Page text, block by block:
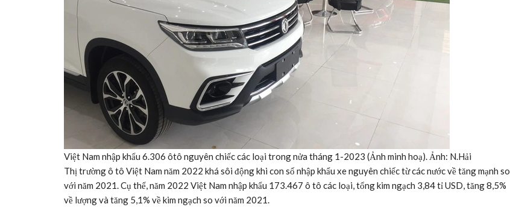
Việt Nam nhập khẩu 6.306 ôtô nguyên chiếc các loại trong nửa tháng 1-2023 (Ảnh minh hoạ). Ảnh: N.Hải
Thị trường ô tô Việt Nam năm 2022 khá sôi động khi con số nhập khẩu xe nguyên chiếc từ các nước về tăng mạnh so
với năm 2021. Cụ thể, năm 2022 Việt Nam nhập khẩu 173.467 ô tô các loại, tổng kim ngạch 3,84 tỉ USD, tăng 8,5%
về lượng và tăng 5,1% về kim ngạch so với năm 2021.